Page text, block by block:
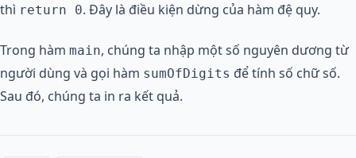
thì return 0. Đây là điều kiện dừng của hàm đệ quy.
Trong hàm main, chúng ta nhập một số nguyên dương từ
người dùng và gọi hàm sumOfDigits để tính số chữ số.
Sau đó, chúng ta in ra kết quả.